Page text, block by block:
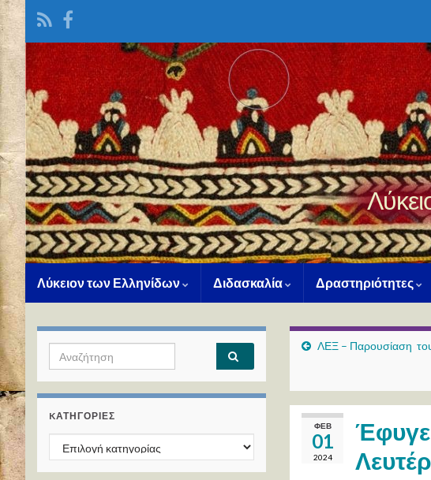
Λύκειον των Ελληνίδων Διδασκαλία Δραστηριότητες
ΛΕΞ – Παρουσίαση του
ΦΕΒ
01
2024
Έφυγε
Search for:
KΑΤΗΓΟΡΊΕΣ
Kατηγορίες